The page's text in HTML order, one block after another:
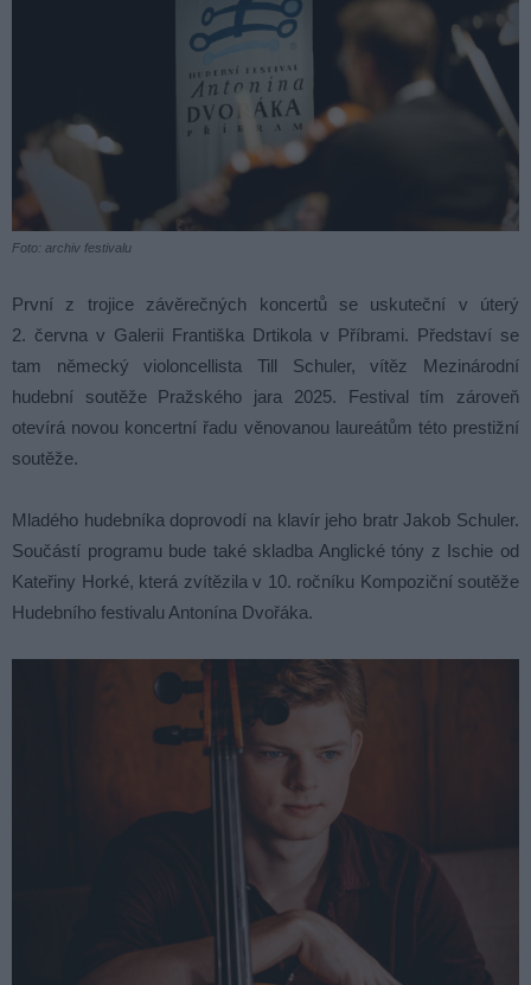
Foto: archiv festivalu
První z trojice závěrečných koncertů se uskuteční v úterý
2. června v Galerii Františka Drtikola v Příbrami. Představí se
tam německý violoncellista Till Schuler, vítěz Mezinárodní
hudební soutěže Pražského jara 2025. Festival tím zároveň
otevírá novou koncertní řadu věnovanou laureátům této prestižní
soutěže.
Mladého hudebníka doprovodí na klavír jeho bratr Jakob Schuler.
Součástí programu bude také skladba Anglické tóny z Ischie od
Kateřiny Horké, která zvítězila v 10. ročníku Kompoziční soutěže
Hudebního festivalu Antonína Dvořáka.